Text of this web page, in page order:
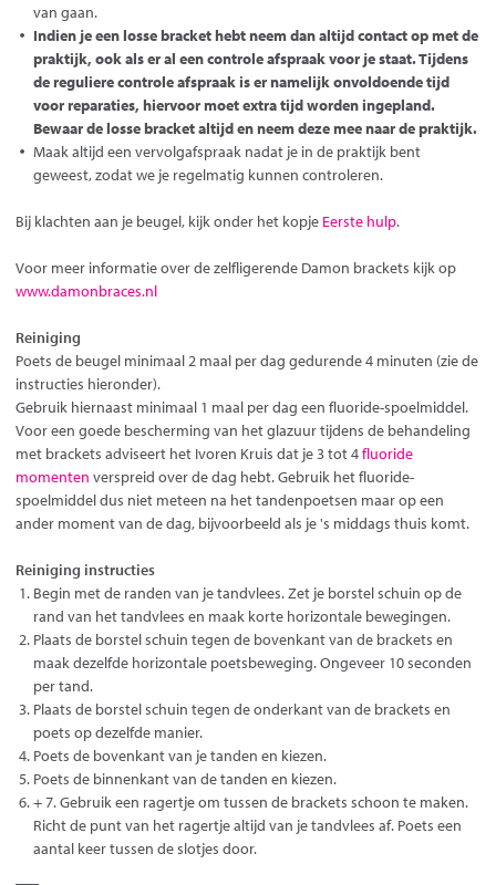
van gaan.
Indien je een losse bracket hebt neem dan altijd contact op met de
praktijk, ook als er al een controle afspraak voor je staat. Tijdens
de reguliere controle afspraak is er namelijk onvoldoende tijd
voor reparaties, hiervoor moet extra tijd worden ingepland.
Bewaar de losse bracket altijd en neem deze mee naar de praktijk.
Maak altijd een vervolgafspraak nadat je in de praktijk bent
geweest, zodat we je regelmatig kunnen controleren.
Bij klachten aan je beugel, kijk onder het kopje Eerste hulp.
Voor meer informatie over de zelfligerende Damon brackets kijk op
www.damonbraces.nl
Reiniging
Poets de beugel minimaal 2 maal per dag gedurende 4 minuten (zie de
instructies hieronder).
Gebruik hiernaast minimaal 1 maal per dag een fluoride-spoelmiddel.
Voor een goede bescherming van het glazuur tijdens de behandeling
met brackets adviseert het Ivoren Kruis dat je 3 tot 4fluoride
momenten verspreid over de dag hebt. Gebruik het fluoride-
spoelmiddel dus niet meteen na het tandenpoetsen maar op een
ander moment van de dag, bijvoorbeeld als je 's middags thuis komt.
Reiniging instructies
Begin met de randen van je tandvlees. Zet je borstel schuin op de
rand van het tandvlees en maak korte horizontale bewegingen.
Plaats de borstel schuin tegen de bovenkant van de brackets en
maak dezelfde horizontale poetsbeweging. Ongeveer 10 seconden
per tand.
Plaats de borstel schuin tegen de onderkant van de brackets en
poets op dezelfde manier.
Poets de bovenkant van je tanden en kiezen.
Poets de binnenkant van de tanden en kiezen.
+ 7. Gebruik een ragertje om tussen de brackets schoon te maken.
Richt de punt van het ragertje altijd van je tandvlees af. Poets een
aantal keer tussen de slotjes door.